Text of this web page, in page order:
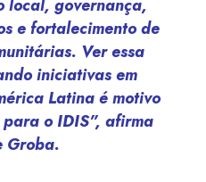
local, governança,
e fortalecimento de
Ver essa
iniciativas em
Latina é motivo
o IDIS”, afirma
Groba.